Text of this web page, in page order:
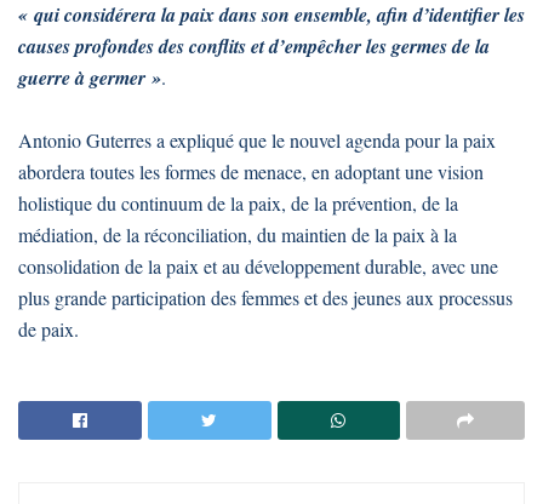
« qui considérera la paix dans son ensemble, afin d’identifier les
causes profondes des conflits et d’empêcher les germes de la
guerre à germer ».
Antonio Guterres a expliqué que le nouvel agenda pour la paix
abordera toutes les formes de menace, en adoptant une vision
holistique du continuum de la paix, de la prévention, de la
médiation, de la réconciliation, du maintien de la paix à la
consolidation de la paix et au développement durable, avec une
plus grande participation des femmes et des jeunes aux processus
de paix.